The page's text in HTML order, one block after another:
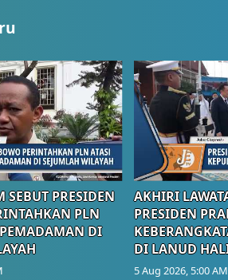
SEBUT PRESIDEN
PLN
DI
AKHIRI
PRESIDEN
DI LANUD
5 Aug 2026, 5:00 AM